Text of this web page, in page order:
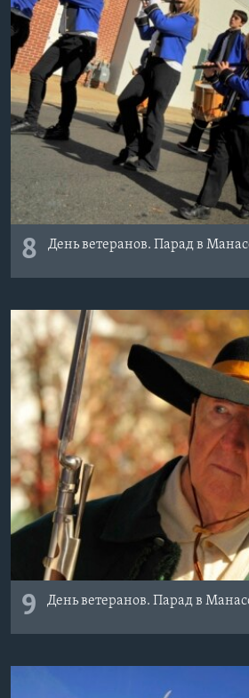
8 День ветеранов. Парад в
9 День ветеранов. Парад в